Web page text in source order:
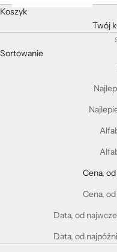
Koszyk
Twój
Sortowanie
Cena,
Cena,
Data, od
Data, od